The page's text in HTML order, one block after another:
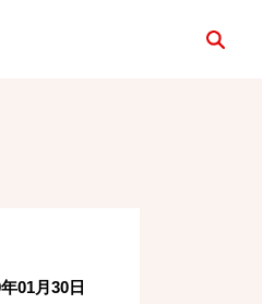
01月30日